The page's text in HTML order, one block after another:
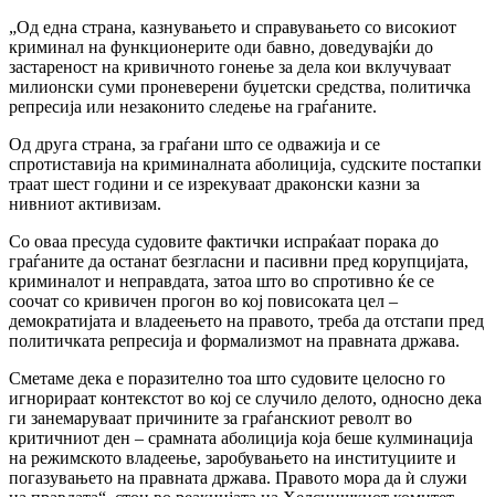
„Од една страна, казнувањето и справувањето со високиот
криминал на функционерите оди бавно, доведувајќи до
застареност на кривичното гонење за дела кои вклучуваат
милионски суми проневерени буџетски средства, политичка
репресија или незаконито следење на граѓаните.
Од друга страна, за граѓани што се одважија и се
спротиставија на криминалната аболиција, судските постапки
траат шест години и се изрекуваат драконски казни за
нивниот активизам.
Со оваа пресуда судовите фактички испраќаат порака до
граѓаните да останат безгласни и пасивни пред корупцијата,
криминалот и неправдата, затоа што во спротивно ќе се
соочат со кривичен прогон во кој повисоката цел –
демократијата и владеењето на правото, треба да отстапи пред
политичката репресија и формализмот на правната држава.
Сметаме дека е поразително тоа што судовите целосно го
игнорираат контекстот во кој се случило делото, односно дека
ги занемаруваат причините за граѓанскиот револт во
критичниот ден – срамната аболиција која беше кулминација
на режимското владеење, заробувањето на институциите и
погазувањето на правната држава. Правото мора да ѝ служи